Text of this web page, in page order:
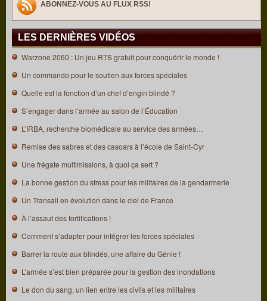
ABONNEZ-VOUS AU FLUX RSS!
LES DERNIÈRES VIDÉOS
Warzone 2060 : Un jeu RTS gratuit pour conquérir le monde !
Un commando pour le soutien aux forces spéciales
Quelle est la fonction d’un chef d’engin blindé ?
S’engager dans l’armée au salon de l’Éducation
L’IRBA, recherche biomédicale au service des armées…
Remise des sabres et des casoars à l’école de Saint-Cyr
Une frégate multimissions, à quoi ça sert ?
La bonne gestion du stress pour les militaires de la gendarmerie
Un Transall en évolution dans le ciel de France
À l’assaut des fortifications !
Comment s’adapter pour intégrer les forces spéciales
Barrer la route aux blindés, une affaire du Génie !
L’armée s’est bien préparée pour la gestion des inondations
Le don du sang, un lien entre les civils et les militaires